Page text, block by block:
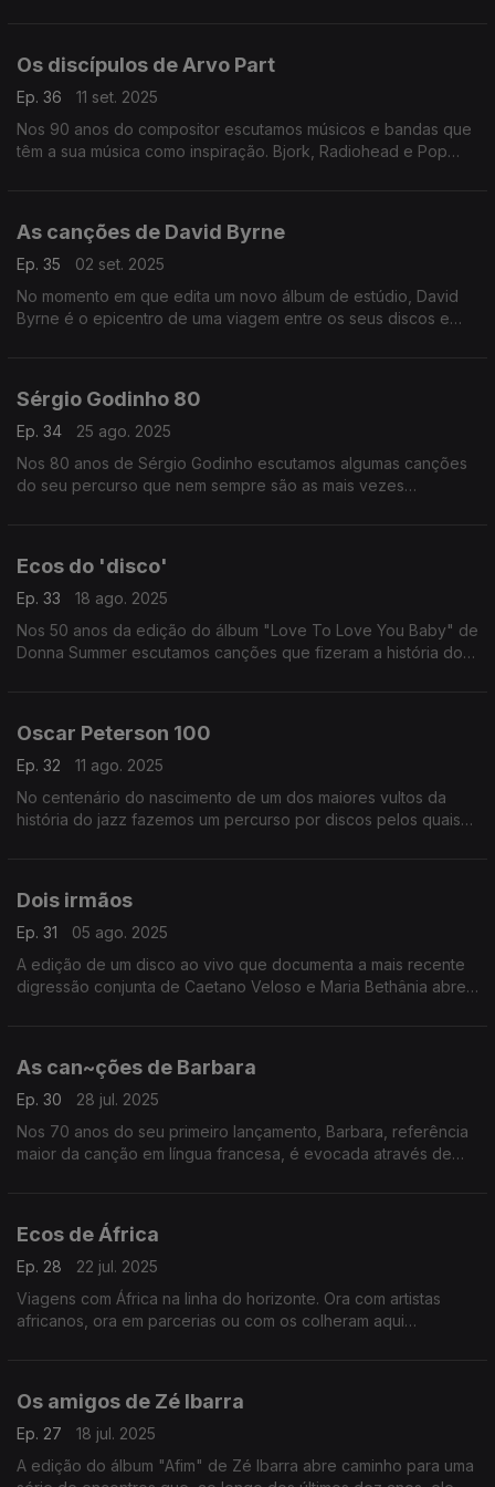
Os discípulos de Arvo Part
Ep. 36
11 set. 2025
Nos 90 anos do compositor escutamos músicos e bandas que
têm a sua música como inspiração. Bjork, Radiohead e Pop
As canções de David Byrne
Ep. 35
02 set. 2025
No momento em que edita um novo álbum de estúdio, David
Byrne é o epicentro de uma viagem entre os seus discos e
Sérgio Godinho 80
Ep. 34
25 ago. 2025
Nos 80 anos de Sérgio Godinho escutamos algumas canções
do seu percurso que nem sempre são as mais vezes
Ecos do 'disco'
Ep. 33
18 ago. 2025
Nos 50 anos da edição do álbum "Love To Love You Baby" de
Donna Summer escutamos canções que fizeram a história do
Oscar Peterson 100
Ep. 32
11 ago. 2025
No centenário do nascimento de um dos maiores vultos da
história do jazz fazemos um percurso por discos pelos quais
Dois irmãos
Ep. 31
05 ago. 2025
A edição de um disco ao vivo que documenta a mais recente
digressão conjunta de Caetano Veloso e Maria Bethânia abre
As can~ções de Barbara
Ep. 30
28 jul. 2025
Nos 70 anos do seu primeiro lançamento, Barbara, referência
maior da canção em língua francesa, é evocada através de
Ecos de África
Ep. 28
22 jul. 2025
Viagens com África na linha do horizonte. Ora com artistas
africanos, ora em parcerias ou com os colheram aqui
Os amigos de Zé Ibarra
Ep. 27
18 jul. 2025
A edição do álbum "Afim" de Zé Ibarra abre caminho para uma